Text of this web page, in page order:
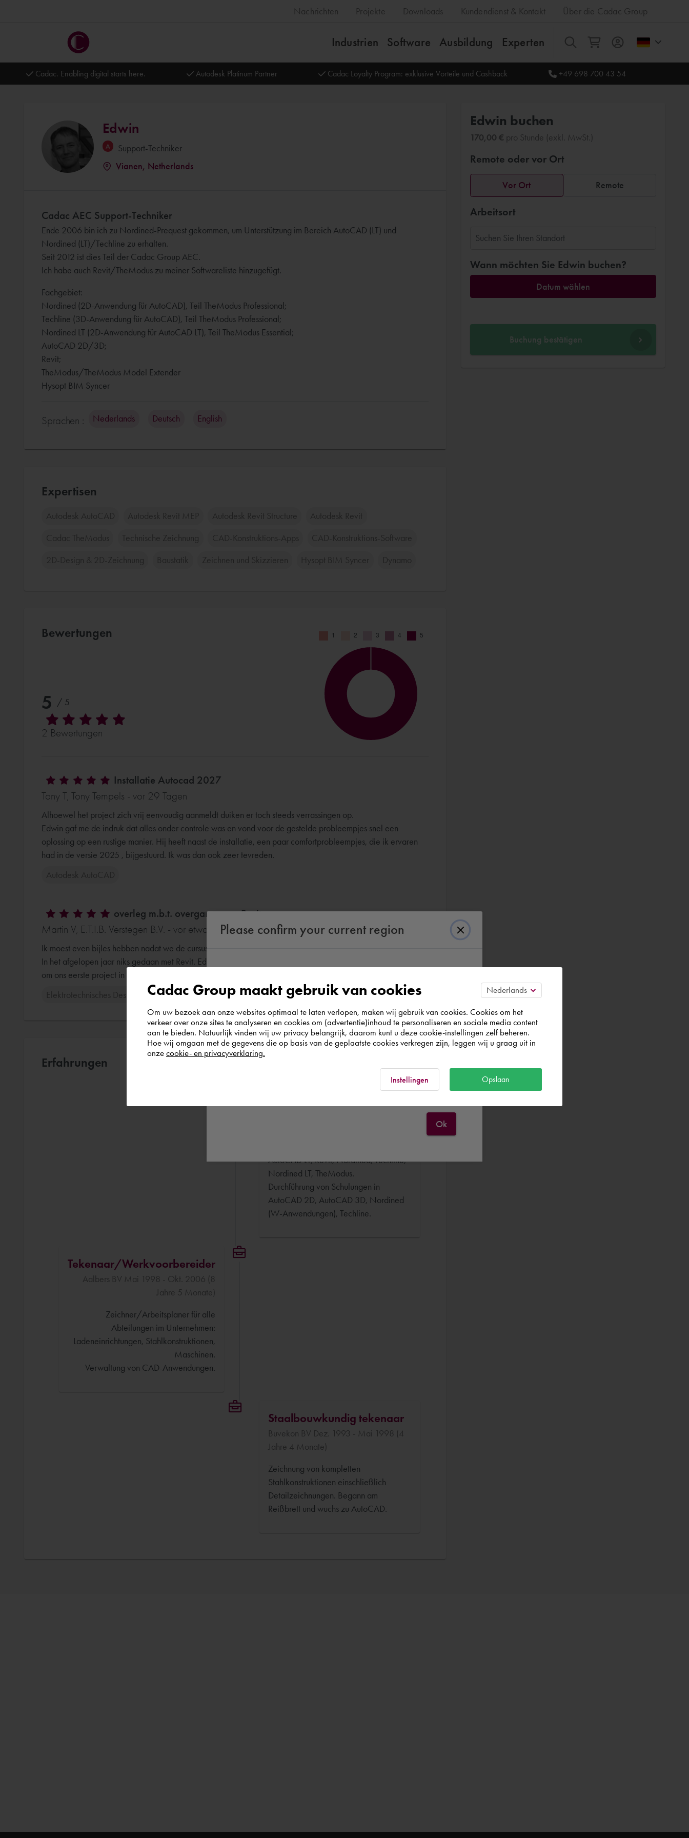
Nachrichten Projekte Downloads Kundendienst & Kontakt Über die Cadac Group
Industrien Software Ausbildung Experten Alles
Cadac. Enabling digital starts here. Autodesk Platinum Partner Cadac Loyalty Program: exklusive Vorteile und Cashback +49 698 700 43 54
Edwin
Support-Techniker
Vianen, Netherlands
Cadac AEC Support-Techniker
Ende 2006 bin ich zu Nordined-Prequest gekommen, um Unterstützung im Bereich AutoCAD (LT) und
Nordined (LT)/Techline zu erhalten.
Seit 2012 ist dies Teil der Cadac Group AEC.
Ich habe auch Revit/TheModus zu meiner Softwareliste hinzugefügt.
Fachgebiet:
Nordined (2D-Anwendung für AutoCAD), Teil TheModus Professional;
Techline (3D-Anwendung für AutoCAD), Teil TheModus Professional;
Nordined LT (2D-Anwendung für AutoCAD LT), Teil TheModus Essential;
AutoCAD 2D/3D;
Revit;
TheModus/TheModus Model Extender
Hysopt BIM Syncer
Sprachen : Nederlands Deutsch English
Expertisen
Autodesk AutoCAD Autodesk Revit MEP Autodesk Revit Structure Autodesk Revit
Cadac TheModus Technische Zeichnung CAD-Konstruktions-Apps CAD-Konstruktions-Software
2D-Design & 2D-Zeichnung Baustatik Zeichnen und Skizzieren Hysopt BIM Syncer Dynamo
Bewertungen
5 / 5
2 Bewertungen
Installatie Autocad 2027
Tony T, Tony Tempels - vor 29 Tagen
Alhoewel het project zich vrij eenvoudig aanmeldt duiken er toch steeds verrassingen op.
Edwin gaf me de indruk dat alles onder controle was en vond voor de gestelde probleempjes snel een
oplossing op een rustige manier. Hij heeft naast de installatie, een paar comfortprobleempjes, die ik ervaren
had in de versie 2025 , bijgestuurd. Ik was dan ook zeer tevreden.
Autodesk AutoCAD
overleg m.b.t. overgang naar Revit
Martin V, E.T.I.B. Verstegen B.V. - vor etwa 6 Jahren
Ik moest even bijles hebben nadat we de cursus een jaar geleden hebben gehad.
In het afgelopen jaar niks gedaan met Revit. Edwin heeft me goed op weg geholpen
om ons eerste project in Revit te maken.
Elektrotechnisches Design
Erfahrungen
AutoCAD LT, Revit, Nordined, Techline,
Nordined LT, TheModus.
Durchführung von Schulungen in
AutoCAD 2D, AutoCAD 3D, Nordined
(W-Anwendungen), Techline.
Tekenaar/Werkvoorbereider
Aalbers BV Mai 1998 - Okt. 2006 (8
Jahre 5 Monate)
Zeichner/Arbeitsplaner für alle
Abteilungen im Unternehmen:
Ladeneinrichtungen, Stahlkonstruktionen,
Maschinen.
Verwaltung von CAD-Anwendungen.
Staalbouwkundig tekenaar
Buvekon BV Dez. 1993 - Mai 1998 (4
Jahre 4 Monate)
Zeichnung von kompletten
Stahlkonstruktionen einschließlich
Detailzeichnungen. Begann am
Reißbrett und wuchs zu AutoCAD.
Edwin buchen
170,00 € pro Stunde (exkl. MwSt.)
Remote oder vor Ort
Vor Ort Remote
Arbeitsort
Wann möchten Sie Edwin buchen?
Datum wählen
Buchung bestätigen
Please confirm your current region
According to us you are situated in Rest of the
world. Please confirm in which country you
wish to shop.
Österreich
Ok
Cadac Group maakt gebruik van cookies
Om uw bezoek aan onze websites optimaal te laten verlopen, maken wij gebruik van cookies. Cookies om het
verkeer over onze sites te analyseren en cookies om (advertentie)inhoud te personaliseren en sociale media content
aan te bieden. Natuurlijk vinden wij uw privacy belangrijk, daarom kunt u deze cookie-instellingen zelf beheren.
Hoe wij omgaan met de gegevens die op basis van de geplaatste cookies verkregen zijn, leggen wij u graag uit in
onze cookie- en privacyverklaring.
Instellingen Opslaan